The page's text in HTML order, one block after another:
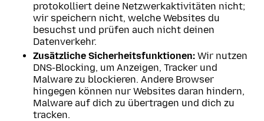
protokolliert deine Netzwerkaktivitäten nicht;
wir speichern nicht, welche Websites du
besuchst und prüfen auch nicht deinen
Datenverkehr.
Zusätzliche Sicherheitsfunktionen: Wir nutzen
DNS-Blocking, um Anzeigen, Tracker und
Malware zu blockieren. Andere Browser
hingegen können nur Websites daran hindern,
Malware auf dich zu übertragen und dich zu
tracken.